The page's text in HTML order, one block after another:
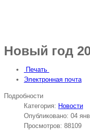
Новый год
Печать
Электронная почта
Подробности
Категория: Новости
Опубликовано: 04
Просмотров: 88109